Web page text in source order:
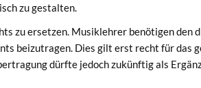
zu gestalten.
zu ersetzen. Musiklehrer benötigen den
beizutragen. Dies gilt erst recht für das
dürfte jedoch zukünftig als